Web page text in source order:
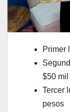
Primer
$50
Tercer
pesos